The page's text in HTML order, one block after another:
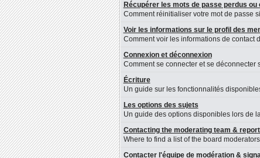
Récupérer les mots de passe perdus ou
Comment réinitialiser votre mot de passe
Voir les informations sur le profil des
Comment voir les informations de contact
Connexion et déconnexion
Comment se connecter et se déconnecter
Écriture
Un guide sur les fonctionnalités
Les options des sujets
Un guide des options disponibles lors de
Contacting the moderating team &
Where to find a list of the board
Contacter l'équipe de modération &